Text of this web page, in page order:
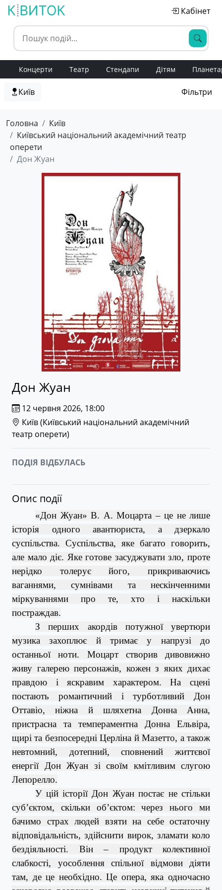
Кабінет
Концерти Театр Стендапи Дітям
Київ Фільтри
Головна
Київ
Київський національний академічний театр
оперети
Дон Жуан
Дон Жуан
12 червня 2026, 18:00
Київ (Київський національний академічний
театр оперети)
ПОДІЯ ВІДБУЛАСЬ
Опис події
«Дон Жуан» В. А. Моцарта – це не лише
історія одного авантюриста, а дзеркало
суспільства. Суспільства, яке багато говорить,
але мало діє. Яке готове засуджувати зло, проте
нерідко толерує його, прикриваючись
ваганнями, сумнівами та нескінченними
міркуваннями про те, хто і наскільки
постраждав.
З перших акордів потужної увертюри
музика захоплює й тримає у напрузі до
останньої ноти. Моцарт створив дивовижно
живу галерею персонажів, кожен з яких дихає
правдою і яскравим характером. На сцені
постають романтичний і турботливий Дон
Оттавіо, ніжна й шляхетна Донна Анна,
пристрасна та темпераментна Донна Ельвіра,
щирі та безпосередні Церліна й Мазетто, а також
невтомний, дотепний, сповнений життєвої
енергії Дон Жуан зі своїм кмітливим слугою
Лепорелло.
У цій історії Дон Жуан постає не стільки
субʼєктом, скільки об’єктом: через нього ми
бачимо страх людей взяти на себе остаточну
відповідальність, здійснити вирок, зламати коло
бездіяльності. Він– продукт колективної
слабкості, уособлення спільної відмови діяти
там, де це необхідно. Це опера, яка одночасно